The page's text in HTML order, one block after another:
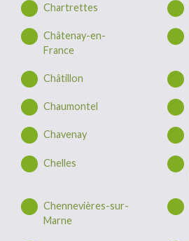
Chartrettes
Châtenay-en-
France
Châtillon
Chaumontel
Chavenay
Chelles
Chennevières-sur-
Marne